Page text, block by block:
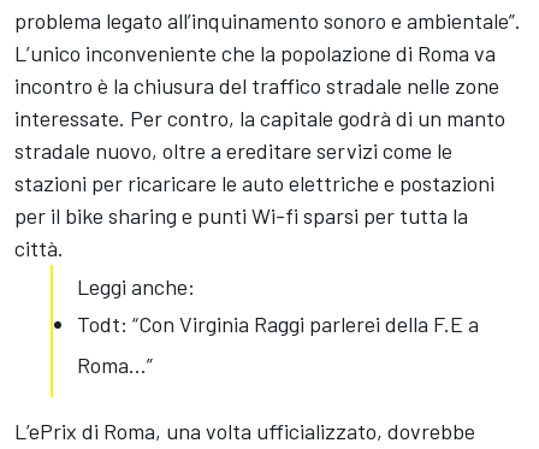
problema legato all’inquinamento sonoro e ambientale”.
L’unico inconveniente che la popolazione di Roma va
incontro è la chiusura del traffico stradale nelle zone
interessate. Per contro, la capitale godrà di un manto
stradale nuovo, oltre a ereditare servizi come le
stazioni per ricaricare le auto elettriche e postazioni
per il bike sharing e punti Wi-fi sparsi per tutta la
città.
Leggi anche:
Todt: “Con Virginia Raggi parlerei della F.E a
Roma...”
L’ePrix di Roma, una volta ufficializzato, dovrebbe